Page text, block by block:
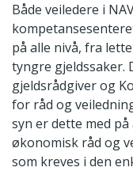
Både veiledere i
på alle nivå, fra
tyngre gjeldssaker.
gjeldsrådgiver og
for råd og
syn er dette med
økonomisk råd og
som kreves i den